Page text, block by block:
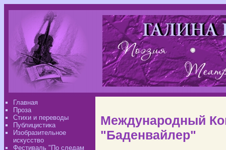
Главная
Проза
Стихи и переводы
Публицистика
Изобразительное
искусство
Фестиваль "По следам
Международный
"Баденвайлер"